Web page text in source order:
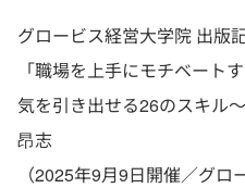
グロービス経営大学院 出版
「職場を上手にモチベート
気を引き出せる26のスキル
昂志
（2025年9月9日開催／グロ